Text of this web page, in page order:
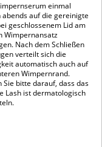
einmal
abends auf die gereinigte
geschlossenem Lid am
Wimpernansatz
Nach dem Schließen
verteilt sich die
automatisch auch auf
Wimpernrand.
Sie bitte darauf, dass das
Lash ist dermatologisch